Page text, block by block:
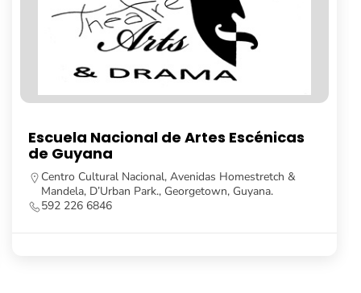
Universidad de Guyana
Turkeyen Campus, Georgetown, Guyana.
592 623 5104
https://feh.uog.edu.gy/